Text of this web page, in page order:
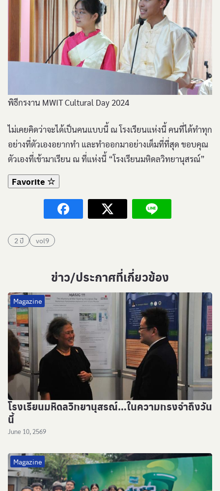
พิธีกรงาน MWIT Cultural Day 2024
ไม่เคยคิดว่าจะได้เป็นคนแบบนี้ ณ โรงเรียนแห่งนี้ คนที่ได้ทำทุก
อย่างที่ตัวเองอยากทำ และทำออกมาอย่างเต็มที่ที่สุด ขอบคุณ
ตัวเองที่เข้ามาเรียน ณ ที่แห่งนี้ “โรงเรียนมหิดลวิทยานุสรณ์”
Favorite
2 ปี vol9
ข่าว/ประกาศที่เกี่ยวข้อง
Magazine
โรงเรียนมหิดลวิทยานุสรณ์…ในความทรงจำถึงวัน
นี้
June 10, 2569
Magazine